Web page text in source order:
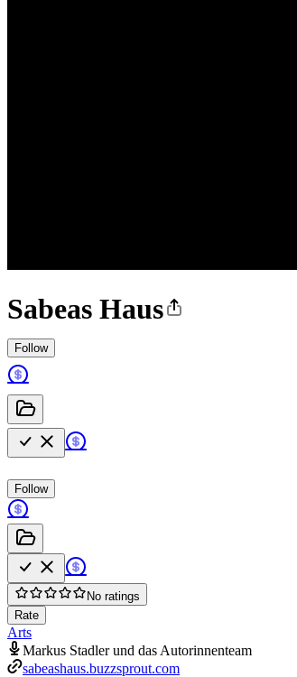
Sabeas Haus
Follow
Follow
No ratings
Rate
Arts
Markus Stadler und das Autorinnenteam
sabeashaus.buzzsprout.com